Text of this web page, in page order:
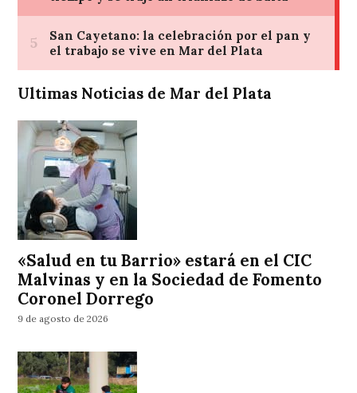
Ultimas Noticias de Mar del Plata
«Salud en tu Barrio» estará en el CIC
Malvinas y en la Sociedad de Fomento
Coronel Dorrego
9 de agosto de 2026